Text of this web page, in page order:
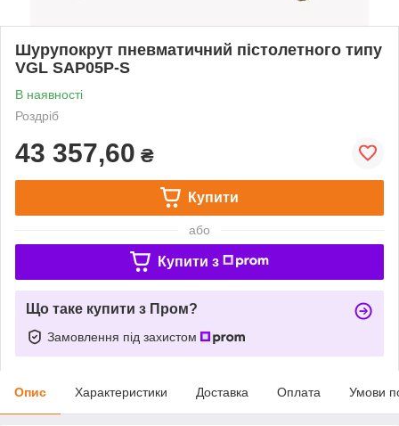
Шурупокрут пневматичний пістолетного типу
VGL SAP05P-S
В наявності
Роздріб
43 357,60 ₴
Купити
або
Купити з
Що таке купити з Пром?
Замовлення під захистом
Опис Характеристики Доставка Оплата Умови